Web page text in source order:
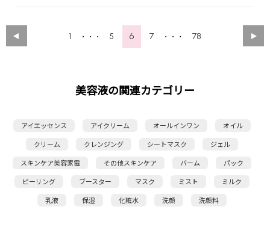
1 ・・・ 5 6 7 ・・・ 78
美容液の関連カテゴリー
アイエッセンス アイクリーム オールインワン
オイル
クリーム
クレンジング シートマスク
ジェル
スキンケア美容家電
その他スキンケア バーム
パック
ピーリング
ブースター マスク ミスト
ミルク
乳液
保湿 化粧水 洗顔 洗顔料